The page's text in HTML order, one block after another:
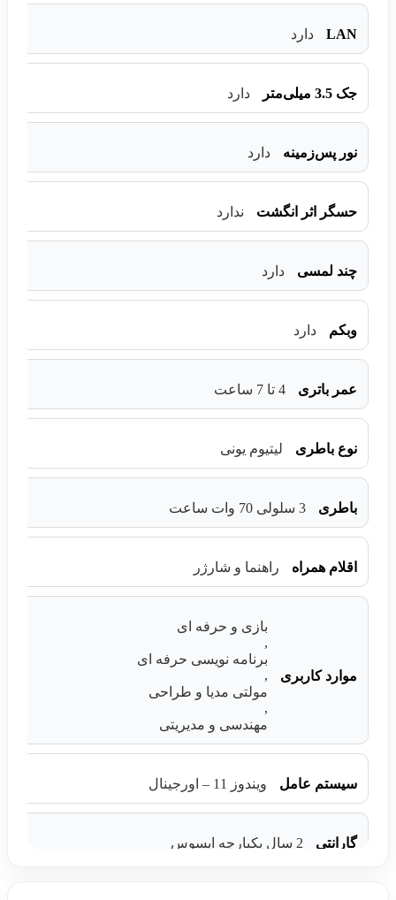
LAN دارد
جک 3.5 میلی‌متر دارد
نور پس‌زمینه دارد
حسگر اثر انگشت ندارد
چند لمسی دارد
وبکم دارد
عمر باتری 4 تا 7 ساعت
نوع باطری لیتیوم یونی
باطری 3 سلولی 70 وات ساعت
اقلام همراه راهنما و شارژر
موارد کاربری
بازی و حرفه ای
,
برنامه نویسی حرفه ای
,
مولتی مدیا و طراحی
,
مهندسی و مدیریتی
سیستم عامل ویندوز 11 – اورجینال
گارانتی 2 سال یکپارچه ایسوس